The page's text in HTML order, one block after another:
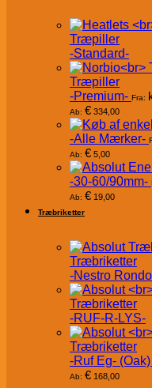
Træpiller
-Standard-
Træpiller
-Premium- Fra:
Ab: € 334,00
-Alle Mærker-
Ab: € 5,00
-30-60/90mm-
Ab: € 19,00
Træbriketter
Træbriketter
-Nestro
Træbriketter
-RUF-R-LYS-
Træbriketter
-Ruf Eg- (Oak)
Ab: € 168,00